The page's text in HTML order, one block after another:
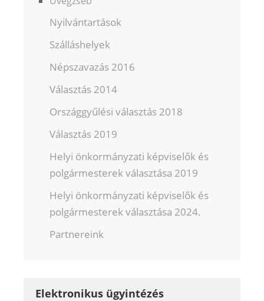
Nyilvántartások
Szálláshelyek
Népszavazás 2016
Választás 2014
Országgyűlési választás 2018
Választás 2019
Helyi önkormányzati képviselők és
polgármesterek választása 2019
Helyi önkormányzati képviselők és
polgármesterek választása 2024.
Partnereink
Elektronikus ügyintézés